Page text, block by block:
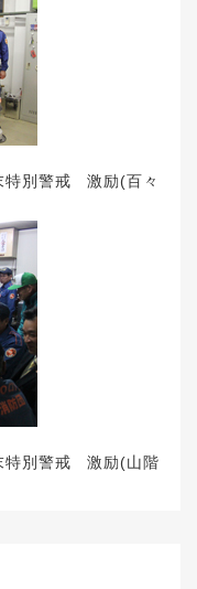
別警戒 激励(百々
別警戒 激励(山階